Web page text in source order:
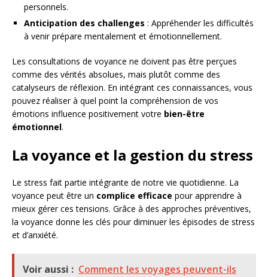
personnels.
Anticipation des challenges : Appréhender les difficultés
à venir prépare mentalement et émotionnellement.
Les consultations de voyance ne doivent pas être perçues
comme des vérités absolues, mais plutôt comme des
catalyseurs de réflexion. En intégrant ces connaissances, vous
pouvez réaliser à quel point la compréhension de vos
émotions influence positivement votre bien-être
émotionnel.
La voyance et la gestion du stress
Le stress fait partie intégrante de notre vie quotidienne. La
voyance peut être un complice efficace pour apprendre à
mieux gérer ces tensions. Grâce à des approches préventives,
la voyance donne les clés pour diminuer les épisodes de stress
et d’anxiété.
Voir aussi : Comment les voyages peuvent-ils